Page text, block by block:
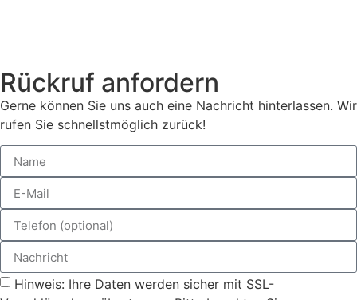
Rückruf anfordern
Gerne können Sie uns auch eine Nachricht hinterlassen. Wir
rufen Sie schnellstmöglich zurück!
Hinweis: Ihre Daten werden sicher mit SSL-